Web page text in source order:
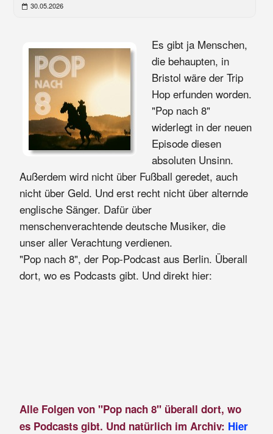
30.05.2026
Es gibt ja Menschen,
die behaupten, in
Bristol wäre der Trip
Hop erfunden worden.
"Pop nach 8"
widerlegt in der neuen
Episode diesen
absoluten Unsinn.
Außerdem wird nicht über Fußball geredet, auch
nicht über Geld. Und erst recht nicht über alternde
englische Sänger. Dafür über
menschenverachtende deutsche Musiker, die
unser aller Verachtung verdienen.
"Pop nach 8", der Pop-Podcast aus Berlin. Überall
dort, wo es Podcasts gibt. Und direkt hier:
Alle Folgen von "Pop nach 8" überall dort, wo
es Podcasts gibt. Und natürlich im Archiv: Hier